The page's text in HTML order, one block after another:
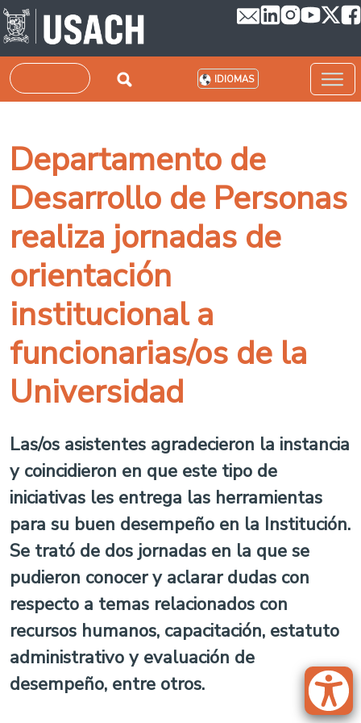
Pasar al contenido principal
Buscar IDIOMAS
Departamento de
Desarrollo de Personas
realiza jornadas de
orientación
institucional a
funcionarias/os de la
Universidad
Las/os asistentes agradecieron la instancia
y coincidieron en que este tipo de
iniciativas les entrega las herramientas
para su buen desempeño en la Institución.
Se trató de dos jornadas en la que se
pudieron conocer y aclarar dudas con
respecto a temas relacionados con
recursos humanos, capacitación, estatuto
administrativo y evaluación de
desempeño, entre otros.